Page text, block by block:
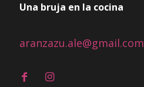
Una bruja en la cocina
aranzazu.ale@gmail.com